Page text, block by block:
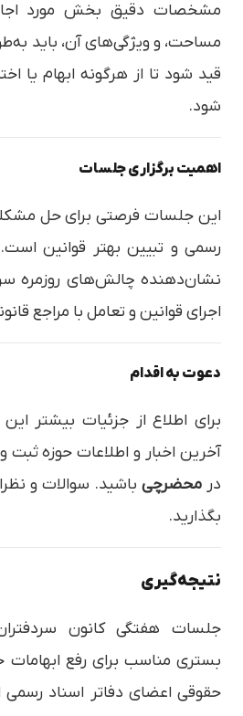
مشخصات دقیق بخش مورد
مساحت، و ویژگی‌های آن، باید
قید شود تا از هرگونه ابهام یا
شود.
اهمیت برگزاری جلسات
این جلسات فرصتی برای حل
رسمی و تبیین بهتر قوانین
نشان‌دهنده چالش‌های روزمره
اجرای قوانین و تعامل با مراجع
دعوت به اقدام
برای اطلاع از جزئیات بیشتر
آخرین اخبار و اطلاعات حوزه ثبت
در محضرچیباشید. سوالات و
بگذارید.
نتیجه‌گیری
جلسات هفتگی کانون سردفتران
بستری مناسب برای رفع ابهامات
حقوقی اعضای دفاتر اسناد